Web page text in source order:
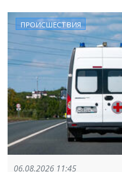
ПРОИСШЕСТВИЯ
06.08.2026 11:45